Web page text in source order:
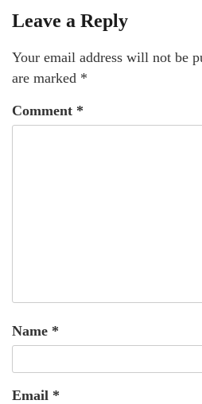
Leave a Reply
Your email address will not be
are marked *
Comment *
Name *
Email *